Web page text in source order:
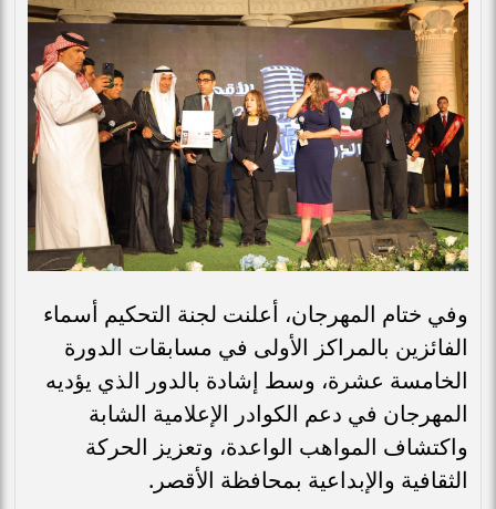
وفي ختام المهرجان، أعلنت لجنة التحكيم أسماء
الفائزين بالمراكز الأولى في مسابقات الدورة
الخامسة عشرة، وسط إشادة بالدور الذي يؤديه
المهرجان في دعم الكوادر الإعلامية الشابة
واكتشاف المواهب الواعدة، وتعزيز الحركة
الثقافية والإبداعية بمحافظة الأقصر.